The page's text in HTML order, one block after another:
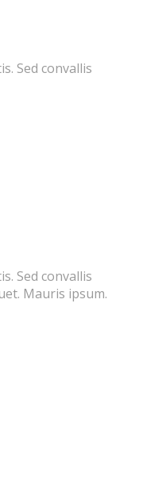
Sed convallis
Sed convallis
Mauris ipsum.